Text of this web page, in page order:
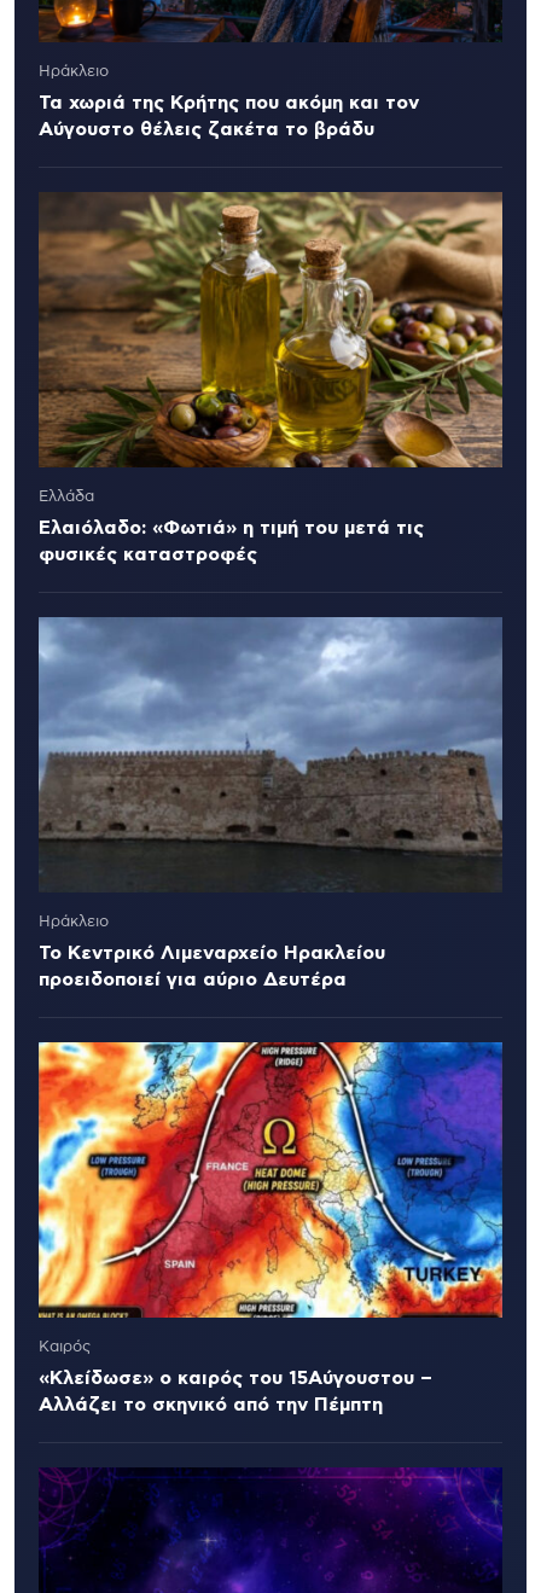
Ηράκλειο
Τα χωριά της Κρήτης που ακόμη και τον
Αύγουστο θέλεις ζακέτα το βράδυ
Ελλάδα
Ελαιόλαδο: «Φωτιά» η τιμή του μετά τις
φυσικές καταστροφές
Ηράκλειο
Το Κεντρικό Λιμεναρχείο Ηρακλείου
προειδοποιεί για αύριο Δευτέρα
Καιρός
«Κλείδωσε» ο καιρός του 15Αύγουστου –
Αλλάζει το σκηνικό από την Πέμπτη